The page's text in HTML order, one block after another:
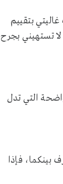
بتقييم
تستهيني بجرح
التي تدل
بينكما، فإذا